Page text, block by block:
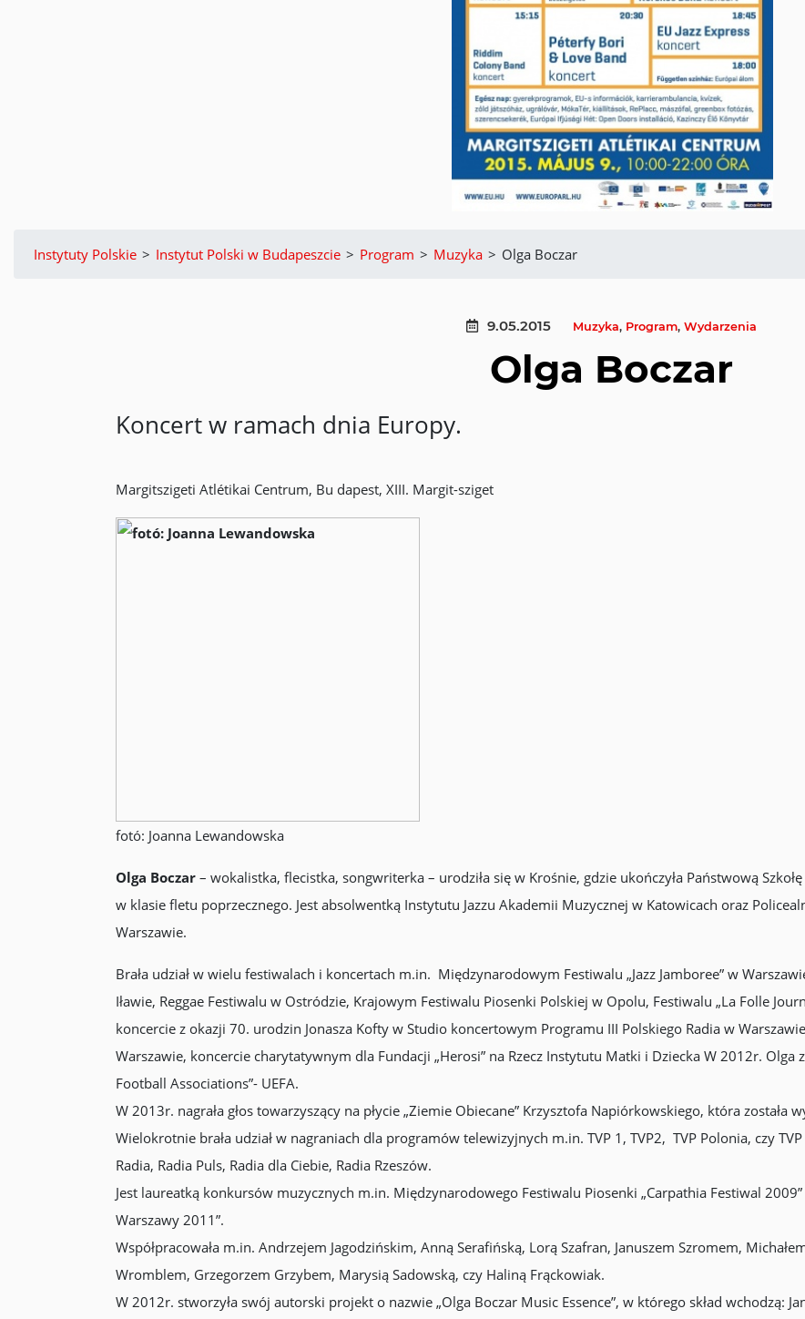
Instytuty Polskie > Instytut Polski w Budapeszcie > Program > Muzyka > Olga Boczar
9.05.2015 Muzyka, Program,Wydarzenia
Olga Boczar
Koncert w ramach dnia Europy.
Margitszigeti Atlétikai Centrum, Bu dapest, XIII. Margit-sziget
fotó: Joanna Lewandowska
Olga Boczar – wokalistka, flecistka, songwriterka – urodziła się w Krośnie, gdzie ukończyła Państwową
w klasie fletu poprzecznego. Jest absolwentką Instytutu Jazzu Akademii Muzycznej w Katowicach oraz
Warszawie.
Brała udział w wielu festiwalach i koncertach m.in. Międzynarodowym Festiwalu „Jazz Jamboree” w
Iławie, Reggae Festiwalu w Ostródzie, Krajowym Festiwalu Piosenki Polskiej w Opolu, Festiwalu „La Folle
koncercie z okazji 70. urodzin Jonasza Kofty w Studio koncertowym Programu III Polskiego Radia w
Warszawie, koncercie charytatywnym dla Fundacji „Herosi” na Rzecz Instytutu Matki i Dziecka W 2012r. Olga
Football Associations”- UEFA.
W 2013r. nagrała głos towarzyszący na płycie „Ziemie Obiecane” Krzysztofa Napiórkowskiego, która
Wielokrotnie brała udział w nagraniach dla programów telewizyjnych m.in. TVP 1, TVP2, TVP Polonia, czy
Radia, Radia Puls, Radia dla Ciebie, Radia Rzeszów.
Jest laureatką konkursów muzycznych m.in. Międzynarodowego Festiwalu Piosenki „Carpathia Festiwal
Warszawy 2011”.
Współpracowała m.in. Andrzejem Jagodzińskim, Anną Serafińską, Lorą Szafran, Januszem Szromem,
Wromblem, Grzegorzem Grzybem, Marysią Sadowską, czy Haliną Frąckowiak.
W 2012r. stworzyła swój autorski projekt o nazwie „Olga Boczar Music Essence”, w którego skład wchodzą: